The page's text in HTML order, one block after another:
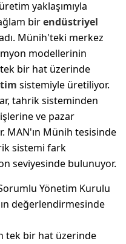
yaklaşımıyla
birendüstriyel
Münih'teki merkez
modellerinin
bir hat üzerinde
sistemiyle üretiliyor.
tahrik sisteminden
ve pazar
MAN'ın Münih tesisinde
sistemi fark
seviyesinde bulunuyor.
Yönetim Kurulu
değerlendirmesinde
tek bir hat üzerinde